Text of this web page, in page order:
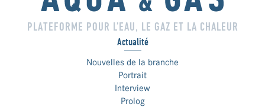
PLATEFORME POUR L’EAU, LE GAZ ET LA CHALEUR
Actualité
Nouvelles de la branche
Portrait
Interview
Prolog